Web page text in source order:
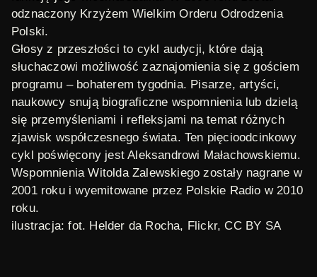
odznaczony Krzyżem Wielkim Orderu Odrodzenia
Polski.
Głosy z przeszłości to cykl audycji, które dają
słuchaczowi możliwość zaznajomienia się z gościem
programu – bohaterem tygodnia. Pisarze, artyści,
naukowcy snują biograficzne wspomnienia lub dzielą
się przemyśleniami i refleksjami na temat różnych
zjawisk współczesnego świata. Ten pięcioodcinkowy
cykl poświęcony jest Aleksandrowi Małachowskiemu.
Wspomnienia Witolda Zalewskiego zostały nagrane w
2001 roku i wyemitowane przez Polskie Radio w 2010
roku.
ilustracja: fot. Helder da Rocha, Flickr, CC BY SA